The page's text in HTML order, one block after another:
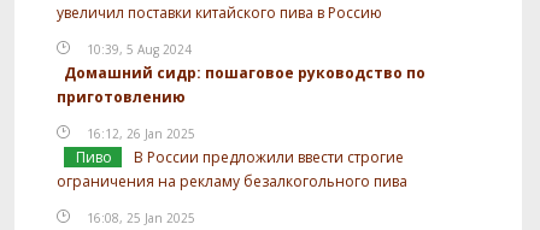
увеличил поставки китайского пива в Россию
10:39, 5 Aug 2024
Домашний сидр: пошаговое руководство по
приготовлению
16:12, 26 Jan 2025
Пиво
В России предложили ввести строгие
ограничения на рекламу безалкогольного пива
16:08, 25 Jan 2025